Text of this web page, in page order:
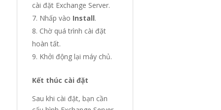
cài đặt Exchange Server.
Nhấp vào Install.
Chờ quá trình cài đặt
hoàn tất.
Khởi động lại máy chủ.
Kết thúc cài đặt
Sau khi cài đặt, bạn cần